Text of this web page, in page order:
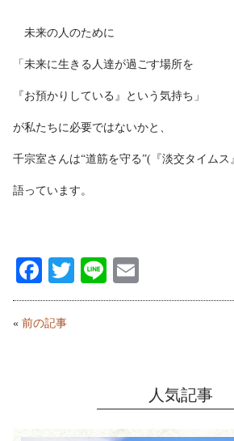
未来の人のために
「未来に生きる人達が過ごす場所を
『お預かりしている』という気持ち」
が私たちに必要ではないかと、
千宗室さんは“道筋を守る”(『淡交タイム
語っています。
Fa
ce
bo
T
wi
Li
ne m
« 前の記事
人気記事